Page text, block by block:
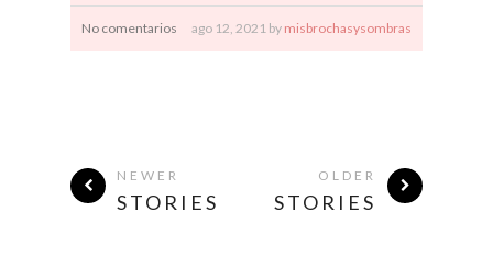
No comentarios ago 12, 2021 by misbrochasysombras
NEWER
STORIES
OLDER
STORIES